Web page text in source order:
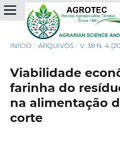
INÍCIO / ARQUIVOS / V. 38 N. 4
Viabilidade
farinha do
na alimentação
corte